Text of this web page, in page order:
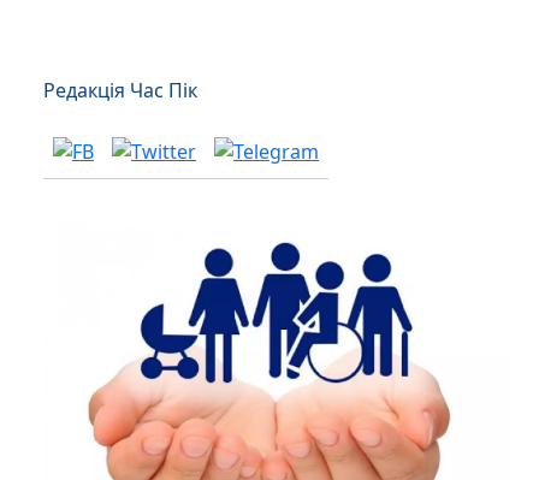
Редакція Час Пік